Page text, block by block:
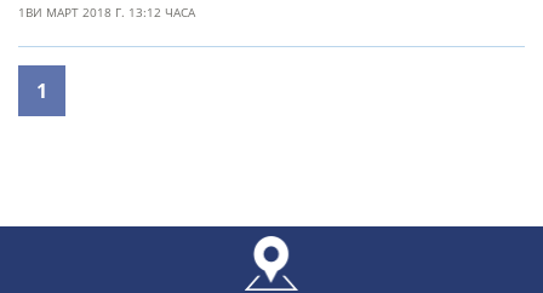
1ВИ МАРТ 2018 Г. 13:12 ЧАСА
1